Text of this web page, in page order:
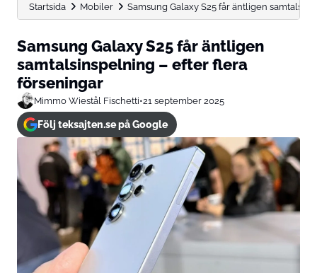
Startsida Mobiler Samsung Galaxy S25 får äntligen
Samsung Galaxy S25 får äntligen
samtalsinspelning – efter flera
förseningar
Mimmo Wiestål Fischetti•21 september 2025
Följ teksajten.se på Google